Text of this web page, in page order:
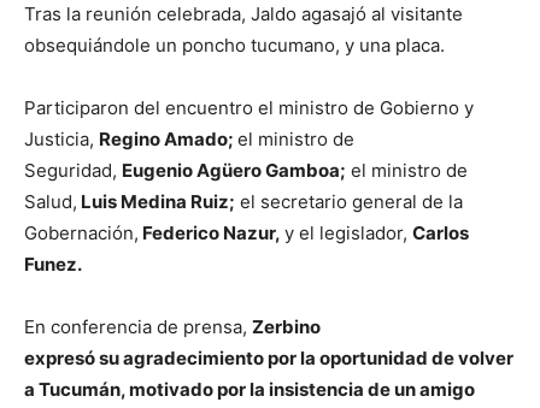
Tras la reunión celebrada, Jaldo agasajó al visitante
obsequiándole un poncho tucumano, y una placa.
Participaron del encuentro el ministro de Gobierno y
Justicia, Regino Amado; el ministro de
Seguridad, EugenioAgüero Gamboa; el ministro de
Salud, Luis Medina Ruiz; el secretario general de la
Gobernación, Federico Nazur, y el legislador, Carlos
Funez.
En conferencia de prensa, Zerbino
expresó su agradecimiento por la oportunidad de volver
a Tucumán, motivado por la insistencia de un amigo